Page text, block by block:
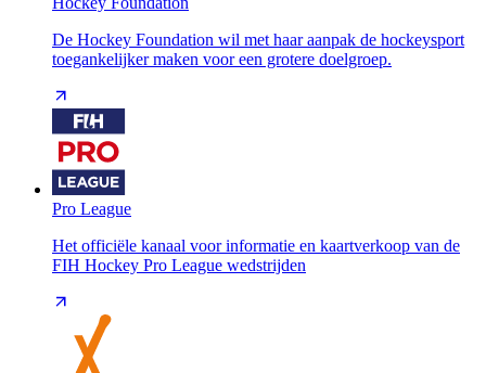
De Hockey Foundation wil met haar aanpak de hockeysport
toegankelijker maken voor een grotere doelgroep.
Pro League
Het officiële kanaal voor informatie en kaartverkoop van de
FIH Hockey Pro League wedstrijden